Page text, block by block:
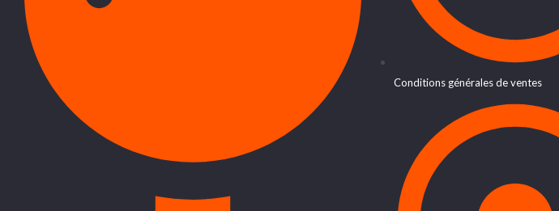
Conditions générales de ventes